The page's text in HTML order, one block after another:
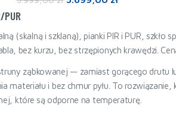
(skalną i szklaną), pianki PIR i PUR,
bez kurzu, bez strzępionych krawędzi.
ząbkowanej — zamiast gorącego drutu
materiału i bez chmur pyłu. To
które są odporne na temperaturę.